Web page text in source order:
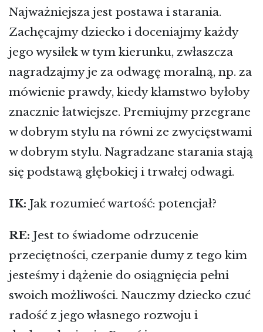
Najważniejsza jest postawa i starania.
Zachęcajmy dziecko i doceniajmy każdy
jego wysiłek w tym kierunku, zwłaszcza
nagradzajmy je za odwagę moralną, np. za
mówienie prawdy, kiedy kłamstwo byłoby
znacznie łatwiejsze. Premiujmy przegrane
w dobrym stylu na równi ze zwycięstwami
w dobrym stylu. Nagradzane starania stają
się podstawą głębokiej i trwałej odwagi.
IK: Jak rozumieć wartość: potencjał?
RE: Jest to świadome odrzucenie
przeciętności, czerpanie dumy z tego kim
jesteśmy i dążenie do osiągnięcia pełni
swoich możliwości. Nauczmy dziecko czuć
radość z jego własnego rozwoju i